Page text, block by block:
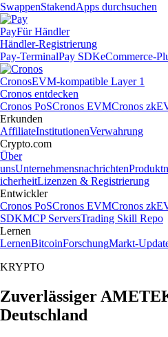
SwappenStakendApps durchsuchen
PayFür Händler
Händler-Registrierung
Pay-TerminalPay SDKeCommerce-
CronosEVM-kompatible Layer 1
Cronos entdecken
Cronos PoSCronos EVMCronos
Erkunden
AffiliateInstitutionenVerwahrung
Crypto.com
Über
unsUnternehmensnachrichten
icherheitLizenzen & Registrierung
Entwickler
Cronos PoSCronos EVMCronos
SDKMCP ServersTrading Skill Repo
Lernen
LernenBitcoinForschungMarkt-
KRYPTO
Zuverlässiger
Deutschland